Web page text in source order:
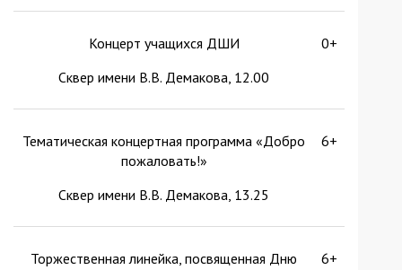
Концерт учащихся ДШИ
Сквер имени В.В. Демакова, 12.00
0+
Тематическая концертная программа «Добро
пожаловать!»
Сквер имени В.В. Демакова, 13.25
6+
Торжественная линейка, посвященная Дню
6+